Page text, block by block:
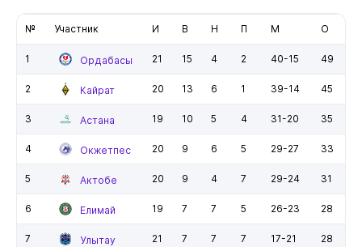
№ Участник И В Н П М О
1 Ордабасы 21 15 4 2 40-15 49
2 Кайрат 20 13 6 1 39-14 45
3 Астана 19 10 5 4 31-20 35
4 Окжетпес 20 9 6 5 29-27 33
5 Актобе 20 9 4 7 29-24 31
6 Елимай 19 7 7 5 26-23 28
7 Улытау 21 7 7 7 17-21 28